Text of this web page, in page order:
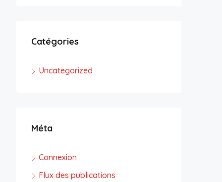
Catégories
Uncategorized
Méta
Connexion
Flux des publications